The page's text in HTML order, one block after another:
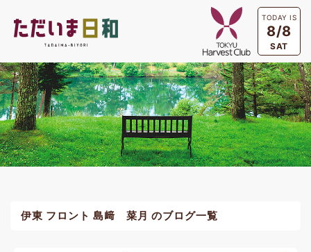
TODAY IS
8/8
SAT
伊東 フロント 島﨑 菜月 のブログ一覧